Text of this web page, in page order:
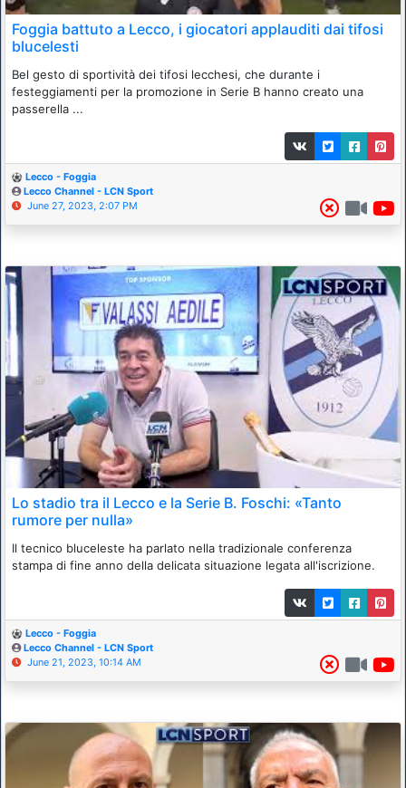
Foggia battuto a Lecco, i giocatori applauditi dai tifosi
blucelesti
Bel gesto di sportività dei tifosi lecchesi, che durante i
festeggiamenti per la promozione in Serie B hanno creato una
passerella ...
Lecco - Foggia
Lecco Channel - LCN Sport
June 27, 2023, 2:07 PM
Lo stadio tra il Lecco e la Serie B. Foschi: «Tanto
rumore per nulla»
Il tecnico bluceleste ha parlato nella tradizionale conferenza
stampa di fine anno della delicata situazione legata all'iscrizione.
Lecco - Foggia
Lecco Channel - LCN Sport
June 21, 2023, 10:14 AM